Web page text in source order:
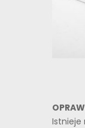
Istnieje